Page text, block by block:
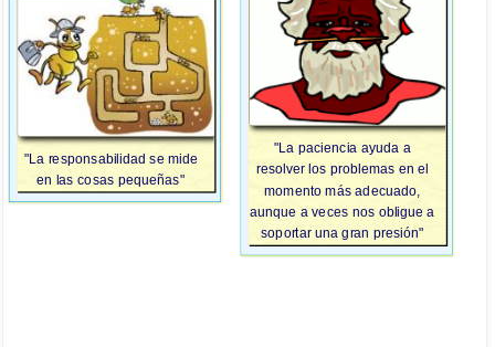
"La responsabilidad se mide
en las cosas pequeñas"
"La paciencia ayuda a
resolver los problemas en el
momento más adecuado,
aunque a veces nos obligue a
soportar una gran presión"